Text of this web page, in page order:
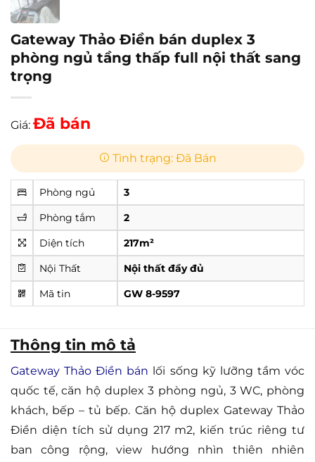
Gateway Thảo Điền bán duplex 3
phòng ngủ tầng thấp full nội thất sang
trọng
Giá: Đã bán
Tình trạng: Đã Bán
Phòng ngủ
3
Phòng tắm
2
Diện tích
217m²
Nội Thất
Nội thất đầy đủ
Mã tin
GW 8-9597
Thông tin mô tả
Gateway Thảo Điền bán lối sống kỹ lưỡng tầm vóc
quốc tế, căn hộ duplex 3 phòng ngủ, 3 WC, phòng
khách, bếp – tủ bếp. Căn hộ duplex Gateway Thảo
Điền diện tích sử dụng 217 m2, kiến trúc riêng tư
ban công rộng, view hướng nhìn thiên nhiên